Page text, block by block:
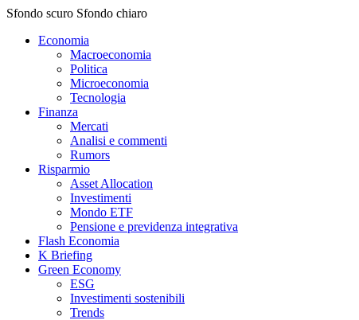
Sfondo scuro Sfondo chiaro
Economia
Macroeconomia
Politica
Microeconomia
Tecnologia
Finanza
Mercati
Analisi e commenti
Rumors
Risparmio
Asset Allocation
Investimenti
Mondo ETF
Pensione e previdenza integrativa
Flash Economia
K Briefing
Green Economy
ESG
Investimenti sostenibili
Trends